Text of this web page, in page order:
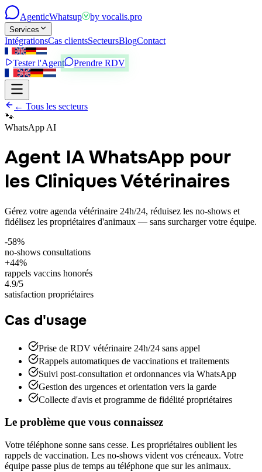
AgenticWhatsup by vocalis.pro
Services
IntégrationsCas clientsSecteursBlogContact
Tester l'Agent Prendre RDV
← Tous les secteurs
🐾
WhatsApp AI
Agent IA WhatsApp pour
les Cliniques Vétérinaires
Gérez votre agenda vétérinaire 24h/24, réduisez les no-shows et
fidélisez les propriétaires d'animaux — sans surcharger votre équipe.
-58%
no-shows consultations
+44%
rappels vaccins honorés
4.9/5
satisfaction propriétaires
Cas d'usage
Prise de RDV vétérinaire 24h/24 sans appel
Rappels automatiques de vaccinations et traitements
Suivi post-consultation et ordonnances via WhatsApp
Gestion des urgences et orientation vers la garde
Collecte d'avis et programme de fidélité propriétaires
Le problème que vous connaissez
Votre téléphone sonne sans cesse. Les propriétaires oublient les
rappels de vaccination. Les no-shows vident vos créneaux. Votre
équipe passe plus de temps au téléphone que sur les animaux.